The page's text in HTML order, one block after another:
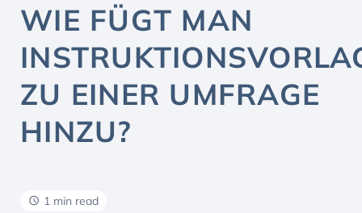
WIE FÜGT MAN
ZU EINER UMFRAGE
HINZU?
1 min read